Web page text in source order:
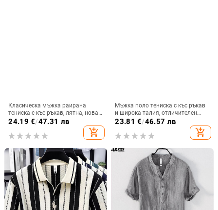
Класическа мъжка раирана
тениска с къс ръкав, лятна, нова,
къса тениска с ревер, базова
риза, топ бизнес поло риза
24.19 €/47.31 лв
add_shopping_cart
Мъжка поло тениска с къс ръкав
и широка талия, отличителен
модерен метален мотив, 3D
23.81 €/46.57 лв
add_shopping_cart